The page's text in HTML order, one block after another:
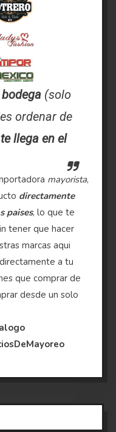
(solo
ordenar de
llega en el
mayorista,
directamente
paises, lo que te
tener que hacer
marcas aqui
a tu
que comprar de
desde un solo